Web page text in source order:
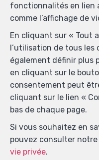
fonctionnalités en lien
comme l’affichage de
En cliquant sur « Tout
l’utilisation de tous les
également définir plus
en cliquant sur le
consentement peut
cliquant sur le lien «
bas de chaque page.
Si vous souhaitez en
pouvez consulter notre
vie privée.